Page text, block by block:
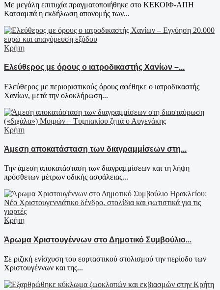
Με μεγάλη επιτυχία πραγματοποιήθηκε στο ΚΕΚΟΙΦ-ΑΠΗ
Κατσαμπά η εκδήλωση απονομής των...
Κρήτη
Ελεύθερος με όρους ο ιατροδικαστής Χανίων –...
Ελεύθερος με περιοριστικούς όρους αφέθηκε ο ιατροδικαστής
Χανίων, μετά την ολοκλήρωση...
Κρήτη
Άμεση αποκατάσταση των διαγραμμίσεων στη...
Την άμεση αποκατάσταση των διαγραμμίσεων και τη λήψη
πρόσθετων μέτρων οδικής ασφάλειας...
Κρήτη
Άρωμα Χριστουγέννων στο Δημοτικό Συμβούλιο...
Σε ριζική ενίσχυση του εορταστικού στολισμού την περίοδο των
Χριστουγέννων και της...